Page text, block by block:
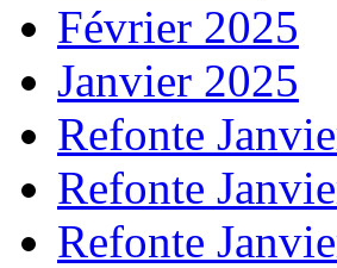
Février 2025
Janvier 2025
Refonte
Refonte
Refonte